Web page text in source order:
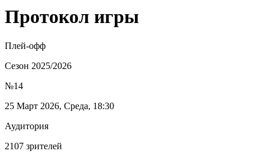
Протокол игры
Плей-офф
Сезон 2025/2026
№14
25 Март 2026, Среда, 18:30
Аудитория
2107 зрителей